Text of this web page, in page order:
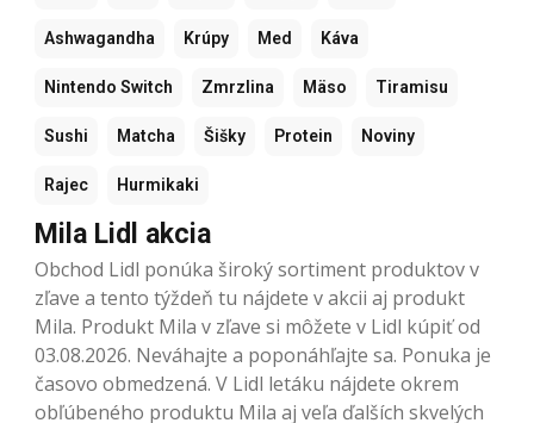
Ashwagandha Krúpy Med Káva
Nintendo Switch Zmrzlina Mäso Tiramisu
Sushi Matcha Šišky Protein Noviny
Rajec Hurmikaki
Mila Lidl akcia
Obchod Lidl ponúka široký sortiment produktov v
zľave a tento týždeň tu nájdete v akcii aj produkt
Mila. Produkt Mila v zľave si môžete v Lidl kúpiť od
03.08.2026. Neváhajte a poponáhľajte sa. Ponuka je
časovo obmedzená. V Lidl letáku nájdete okrem
obľúbeného produktu Mila aj veľa ďalších skvelých